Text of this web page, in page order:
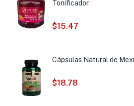
Tonificador
$15.47
Cápsulas Natural de
$18.78